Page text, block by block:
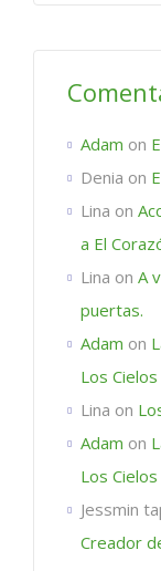
Adam on
Denia on
Lina on
a El
Lina on A
puertas.
Adam on
Los
Lina on
Adam on
Los
Jessmin
Creador